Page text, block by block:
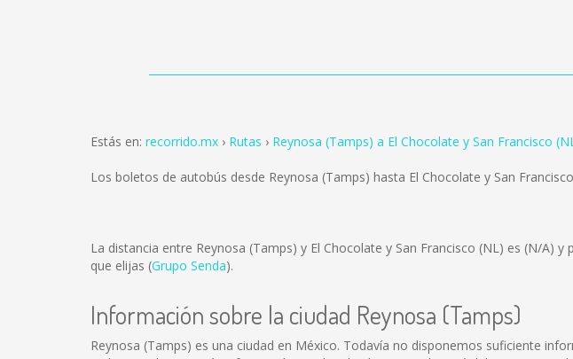
Estás en: recorrido.mx Rutas Reynosa (Tamps) a El Chocolate y San Francisco
Los boletos de autobús desde Reynosa (Tamps) hasta El Chocolate y San
La distancia entre Reynosa (Tamps) y El Chocolate y San Francisco (NL) es (N/A) y
que elijas (Grupo Senda).
Información sobre la ciudad Reynosa (Tamps)
Reynosa (Tamps) es una ciudad en México. Todavía no disponemos suficiente